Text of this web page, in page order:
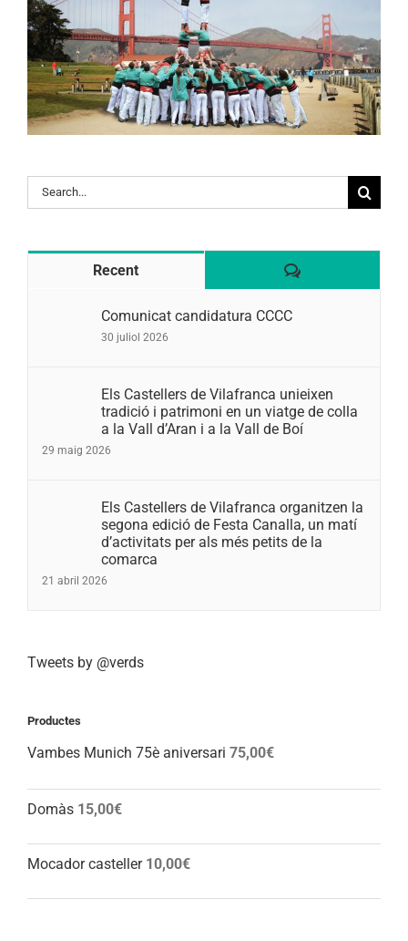
Search
for:
Recent Comentaris
Comunicat candidatura CCCC
30 juliol 2026
Els Castellers de Vilafranca unieixen
tradició i patrimoni en un viatge de colla
a la Vall d’Aran i a la Vall de Boí
29 maig 2026
Els Castellers de Vilafranca organitzen la
segona edició de Festa Canalla, un matí
d’activitats per als més petits de la
comarca
21 abril 2026
Tweets by @verds
Productes
Vambes Munich 75è aniversari 75,00€
Domàs 15,00€
Mocador casteller 10,00€